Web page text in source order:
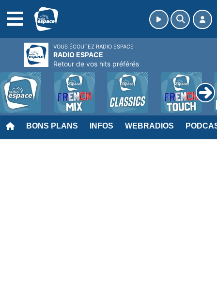
BONS PLANS INFOS WEBRADIOS
VOUS ÉCOUTEZ RADIO ESPACE
RADIO ESPACE
Retour de vos hits préférés